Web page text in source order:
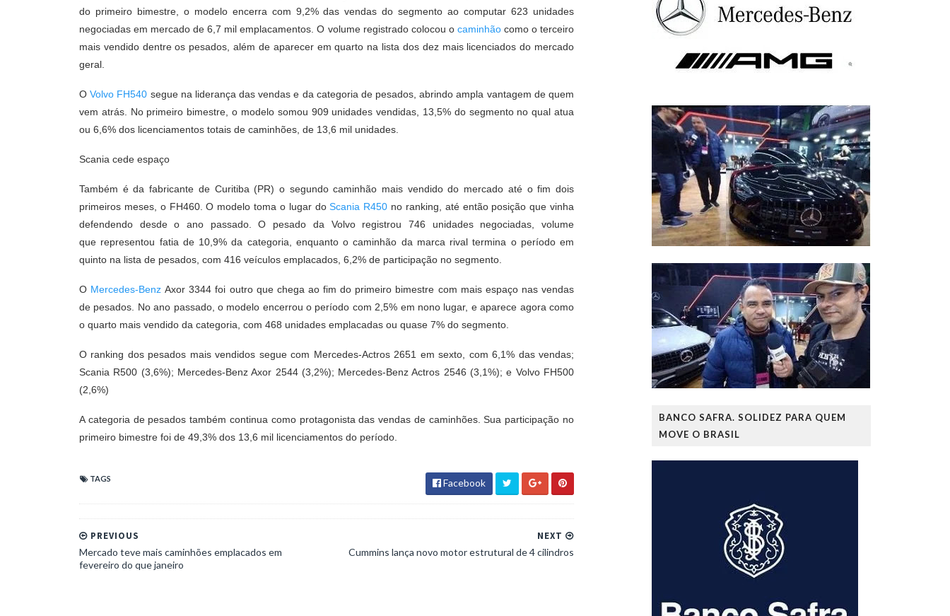
do primeiro bimestre, o modelo encerra com 9,2% das vendas do segmento ao computar 623 unidades
negociadas em mercado de 6,7 mil emplacamentos. O volume registrado colocou o caminhãocomo o terceiro
mais vendido dentre os pesados, além de aparecer em quarto na lista dos dez mais licenciados do mercado
geral.
OVolvo FH540 segue na liderança das vendas e da categoria de pesados, abrindo ampla vantagem de quem
vem atrás. No primeiro bimestre, o modelo somou 909 unidades vendidas, 13,5% do segmento no qual atua
ou 6,6% dos licenciamentos totais de caminhões, de 13,6 mil unidades.
Scania cede espaço
Também é da fabricante de Curitiba (PR) o segundo caminhão mais vendido do mercado até o fim dois
primeiros meses, o FH460. O modelo toma o lugar doScania R450 no ranking, até então posição que vinha
defendendo desde o ano passado. O pesado da Volvo registrou 746 unidades negociadas, volume
que representou fatia de 10,9% da categoria, enquanto o caminhão da marca rival termina o período em
quinto na lista de pesados, com 416 veículos emplacados, 6,2% de participação no segmento.
O Mercedes-Benz Axor 3344 foi outro que chega ao fim do primeiro bimestre com mais espaço nas vendas
de pesados. No ano passado, o modelo encerrou o período com 2,5% em nono lugar, e aparece agora como
o quarto mais vendido da categoria, com 468 unidades emplacadas ou quase 7% do segmento.
O ranking dos pesados mais vendidos segue com Mercedes-Actros 2651 em sexto, com 6,1% das vendas;
Scania R500 (3,6%); Mercedes-Benz Axor 2544 (3,2%); Mercedes-Benz Actros 2546 (3,1%); e Volvo FH500
(2,6%)
A categoria de pesados também continua como protagonista das vendas de caminhões. Sua participação no
primeiro bimestre foi de 49,3% dos 13,6 mil licenciamentos do período.
TAGS Facebook
NEXT
Cummins lança novo motor estrutural de 4 cilindros
PREVIOUS
Mercado teve mais caminhões emplacados em
fevereiro do que janeiro
BANCO SAFRA. SOLIDEZ PARA QUEM
MOVE O BRASIL